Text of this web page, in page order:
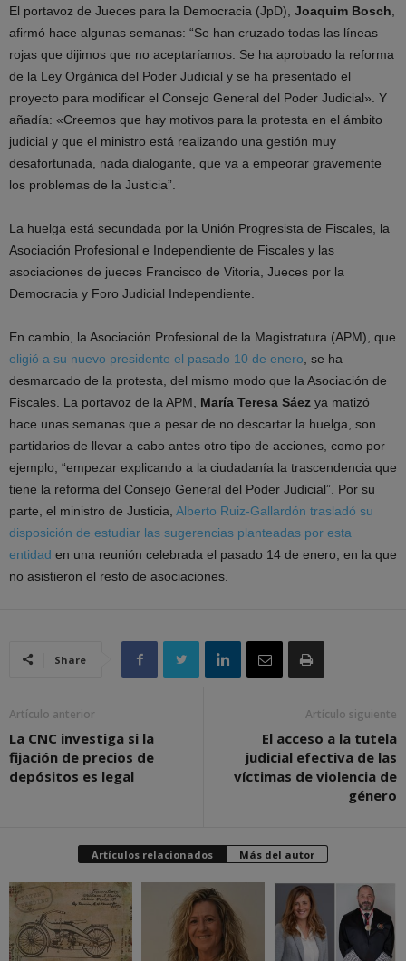
El portavoz de Jueces para la Democracia (JpD), Joaquim Bosch
afirmó hace algunas semanas: “Se han cruzado todas las líneas
rojas que dijimos que no aceptaríamos. Se ha aprobado la reforma
de la Ley Orgánica del Poder Judicial y se ha presentado el
proyecto para modificar el Consejo General del Poder Judicial». Y
añadía: «Creemos que hay motivos para la protesta en el ámbito
judicial y que el ministro está realizando una gestión muy
desafortunada, nada dialogante, que va a empeorar gravemente
los problemas de la Justicia”.
La huelga está secundada por la Unión Progresista de Fiscales, la
Asociación Profesional e Independiente de Fiscales y las
asociaciones de jueces Francisco de Vitoria, Jueces por la
Democracia y Foro Judicial Independiente.
En cambio, la Asociación Profesional de la Magistratura (APM), que
eligió a su nuevo presidente el pasado 10 de enero , se ha
desmarcado de la protesta, del mismo modo que la Asociación de
Fiscales. La portavoz de la APM, María Teresa Sáez ya matizó
hace unas semanas que a pesar de no descartar la huelga, son
partidarios de llevar a cabo antes otro tipo de acciones, como por
ejemplo, “empezar explicando a la ciudadanía la trascendencia que
tiene la reforma del Consejo General del Poder Judicial”. Por su
parte, el ministro de Justicia, Alberto Ruiz-Gallardón trasladó su
disposición de estudiar las sugerencias planteadas por esta
entidad en una reunión celebrada el pasado 14 de enero, en la que
no asistieron el resto de asociaciones.
Share
Artículo anterior
La CNC investiga si la
fijación de precios de
depósitos es legal
Artículo siguiente
El acceso a la tutela
judicial efectiva de las
víctimas de violencia de
género
Artículos relacionados Más del autor